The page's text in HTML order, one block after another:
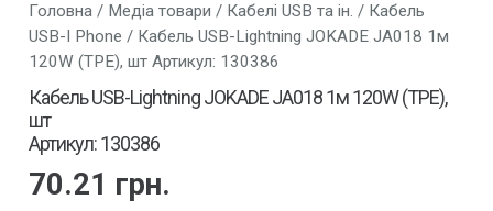
Головна/ Медіа товари / Кабелі USB та ін. / Кабель
USB-I Phone / Кабель USB-Lightning JOKADE JA018 1м
120W (TPE), шт Артикул: 130386
Кабель USB-Lightning JOKADE JA018 1м 120W (TPE),
шт
Артикул: 130386
70.21 грн.